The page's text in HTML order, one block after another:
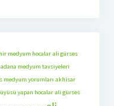
medyum hocalar ali gürses
adana medyum tavsiyeleri
medyum yorumları akhisar
yapan hocalar ali gürses